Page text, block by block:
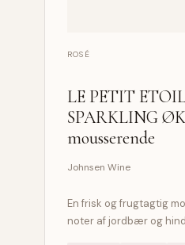
ROSÉ
LE PETIT
SPARKLING
mousserende
Johnsen Wine
En frisk og frugtagtig
noter af jordbær og